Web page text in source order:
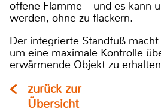
offene Flamme – und es kann
werden, ohne zu flackern.
Der integrierte Standfuß
um eine maximale Kontrolle
erwärmende Objekt zu
zurück zur
Übersicht